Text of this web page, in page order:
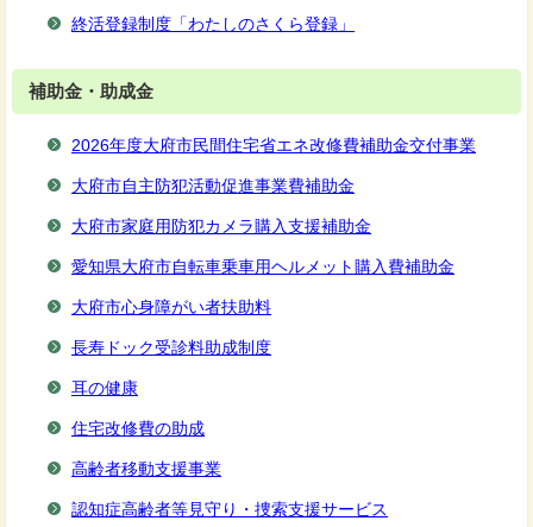
終活登録制度「わたしのさくら登録」
補助金・助成金
2026年度大府市民間住宅省エネ改修費補助金交付事業
大府市自主防犯活動促進事業費補助金
大府市家庭用防犯カメラ購入支援補助金
愛知県大府市自転車乗車用ヘルメット購入費補助金
大府市心身障がい者扶助料
長寿ドック受診料助成制度
耳の健康
住宅改修費の助成
高齢者移動支援事業
認知症高齢者等見守り・捜索支援サービス